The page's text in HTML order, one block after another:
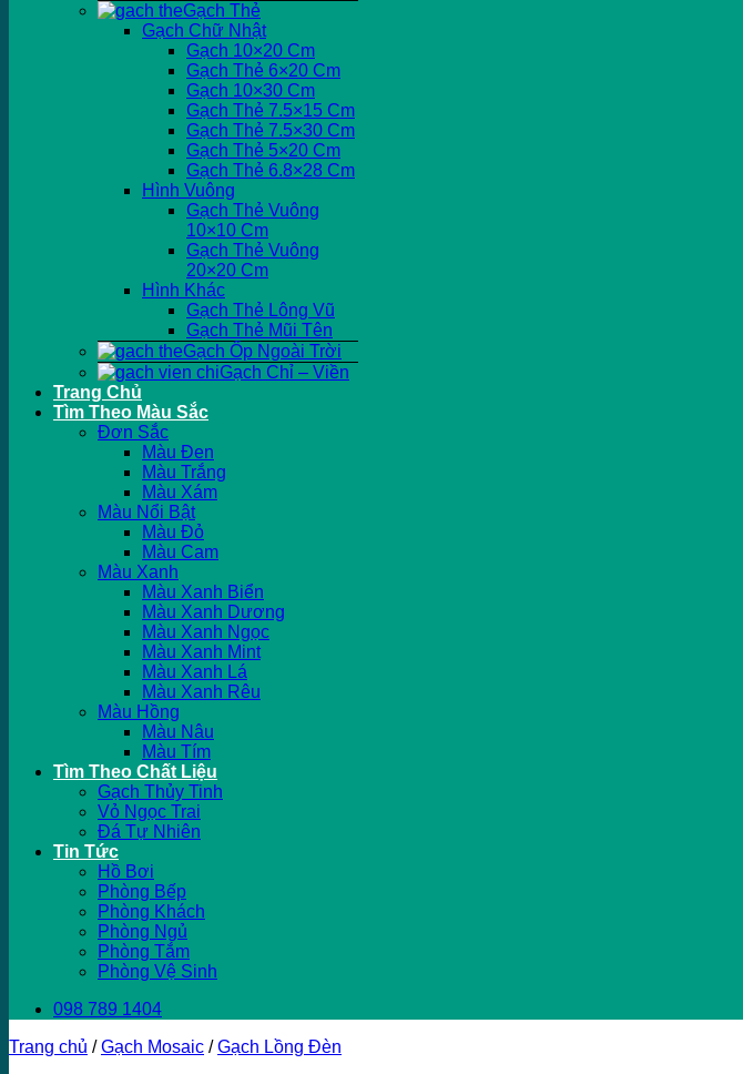
Gạch Thẻ
Gạch Chữ Nhật
Gạch 10×20 Cm
Gạch Thẻ 6×20 Cm
Gạch 10×30 Cm
Gạch Thẻ 7.5×15 Cm
Gạch Thẻ 7.5×30 Cm
Gạch Thẻ 5×20 Cm
Gạch Thẻ 6.8×28 Cm
Hình Vuông
Gạch Thẻ Vuông
10×10 Cm
Gạch Thẻ Vuông
20×20 Cm
Hình Khác
Gạch Thẻ Lông Vũ
Gạch Thẻ Mũi Tên
Gạch Ốp Ngoài Trời
Gạch Chỉ – Viền
Trang Chủ
Tìm Theo Màu Sắc
Đơn Sắc
Màu Đen
Màu Trắng
Màu Xám
Màu Nổi Bật
Màu Đỏ
Màu Cam
Màu Xanh
Màu Xanh Biển
Màu Xanh Dương
Màu Xanh Ngọc
Màu Xanh Mint
Màu Xanh Lá
Màu Xanh Rêu
Màu Hồng
Màu Nâu
Màu Tím
Tìm Theo Chất Liệu
Gạch Thủy Tinh
Vỏ Ngọc Trai
Đá Tự Nhiên
Tin Tức
Hồ Bơi
Phòng Bếp
Phòng Khách
Phòng Ngủ
Phòng Tắm
Phòng Vệ Sinh
098 789 1404
Trang chủ / Gạch Mosaic / Gạch Lồng Đèn